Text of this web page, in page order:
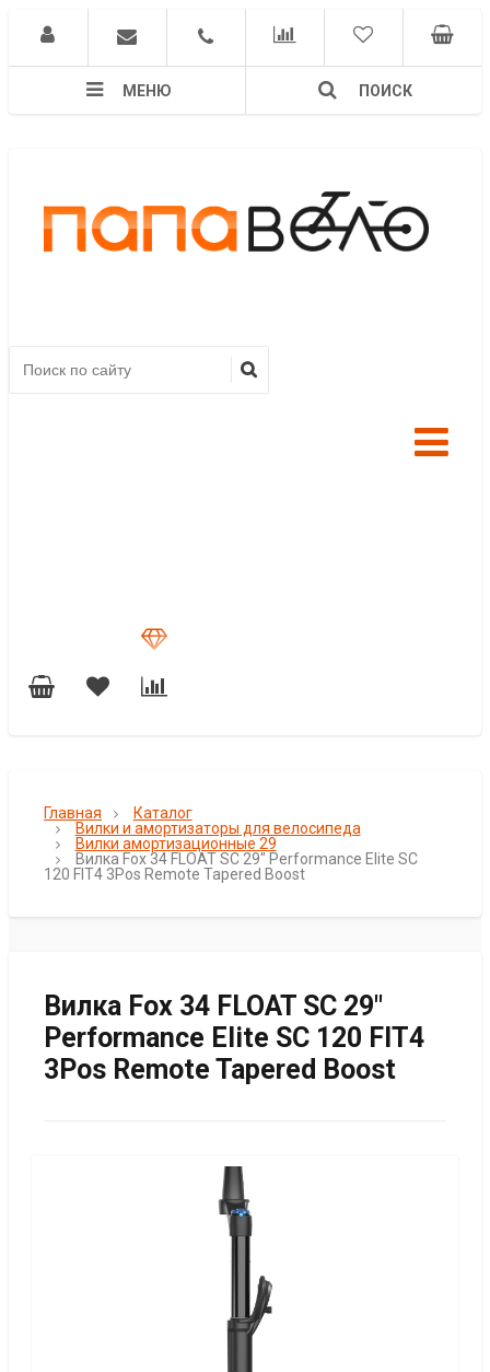
МЕНЮ ПОИСК
Главная
Каталог
Вилки и амортизаторы для велосипеда
Вилки амортизационные 29
Вилка Fox 34 FLOAT SC 29" Performance Elite SC
120 FIT4 3Pos Remote Tapered Boost
Вилка Fox 34 FLOAT SC 29"
Performance Elite SC 120 FIT4
3Pos Remote Tapered Boost